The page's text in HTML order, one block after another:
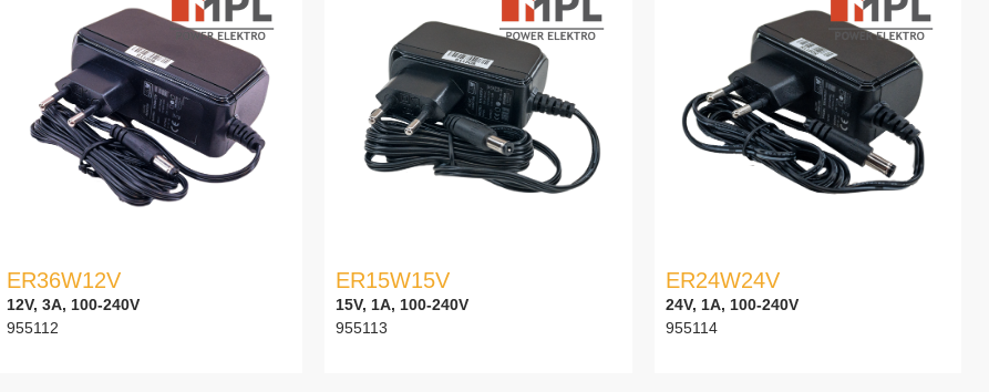
ER36W12V
12V, 3A, 100-240V
955112
ER15W15V
15V, 1A, 100-240V
955113
ER24W24V
24V, 1A, 100-240V
955114